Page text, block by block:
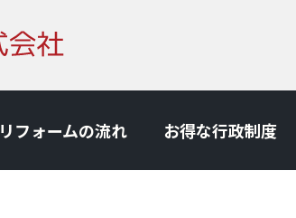
リフォームの流れ お得な⾏政制度